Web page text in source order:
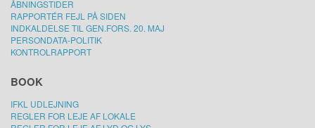
ÅBNINGSTIDER
RAPPORTÉR FEJL PÅ SIDEN
INDKALDELSE TIL GEN.FORS. 20. MAJ
PERSONDATA-POLITIK
KONTROLRAPPORT
BOOK
IFKL UDLEJNING
REGLER FOR LEJE AF LOKALE